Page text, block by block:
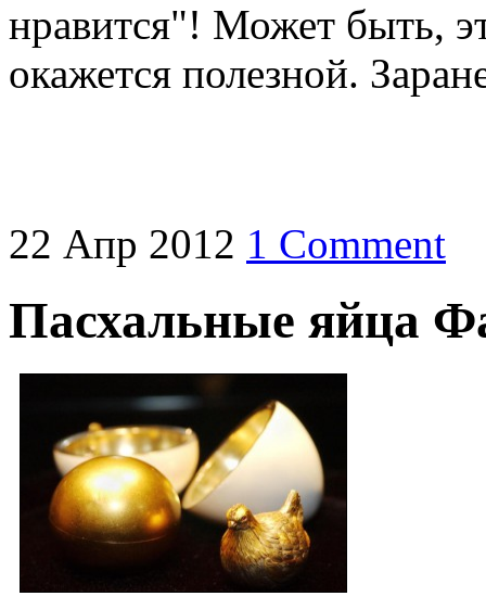
нравится"! Может быть,
окажется полезной.
22 Апр 2012 1 Comment
Пасхальные яйца